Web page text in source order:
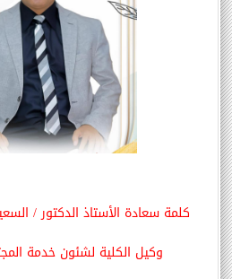
كلمة سعادة الأستاذ الدكتور /
وكيل الكلية لشئون خدمة